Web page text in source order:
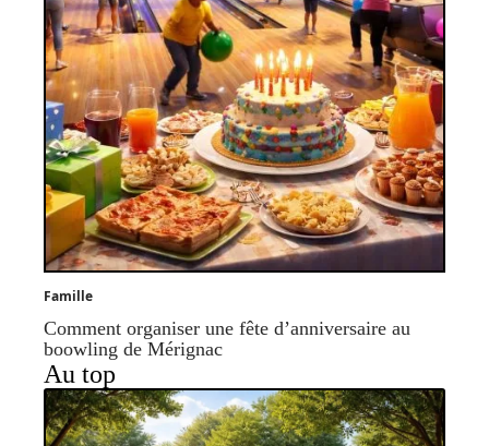
Famille
Comment organiser une fête d’anniversaire au
boowling de Mérignac
Au top